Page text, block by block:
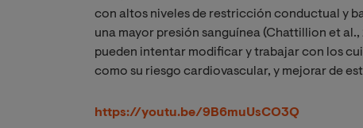
con altos niveles de restricción conductual y
una mayor presión sanguínea (Chattillion et
pueden intentar modificar y trabajar con los
como su riesgo cardiovascular, y mejorar de
https://youtu.be/9B6muUsCO3Q